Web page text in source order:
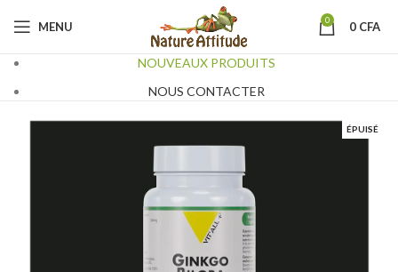
MENU 0 0 CFA
NOUVEAUX PRODUITS
NOUS CONTACTER
ÉPUISÉ